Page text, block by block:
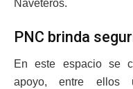
Naveteros.
PNC brinda
En este espacio se
apoyo, entre ellos